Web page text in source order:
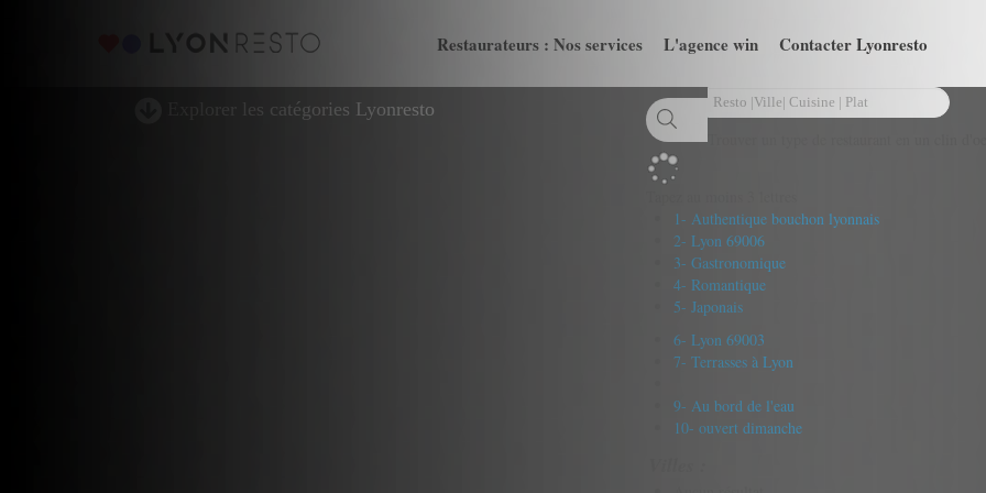
Restaurateurs : Nos services L'agence win Contacter Lyonresto
Explorer les catégories Lyonresto
1- Authentique bouchon lyonnais
2- Lyon 69006
3- Gastronomique
4- Romantique
5- Japonais
6- Lyon 69003
7- Terrasses à Lyon
9- Au bord de l'eau
10- ouvert dimanche